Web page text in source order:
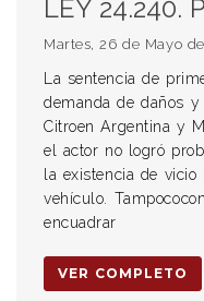
LEY 24.240. PRIVACIÓN DE USO. DESVALORIZACIÓN DEL
Martes, 26 de Mayo
La sentencia de
demanda de daños
Citroen Argentina y
el actor no logró
la existencia de
vehículo.
encuadrar
VER COMPLETO